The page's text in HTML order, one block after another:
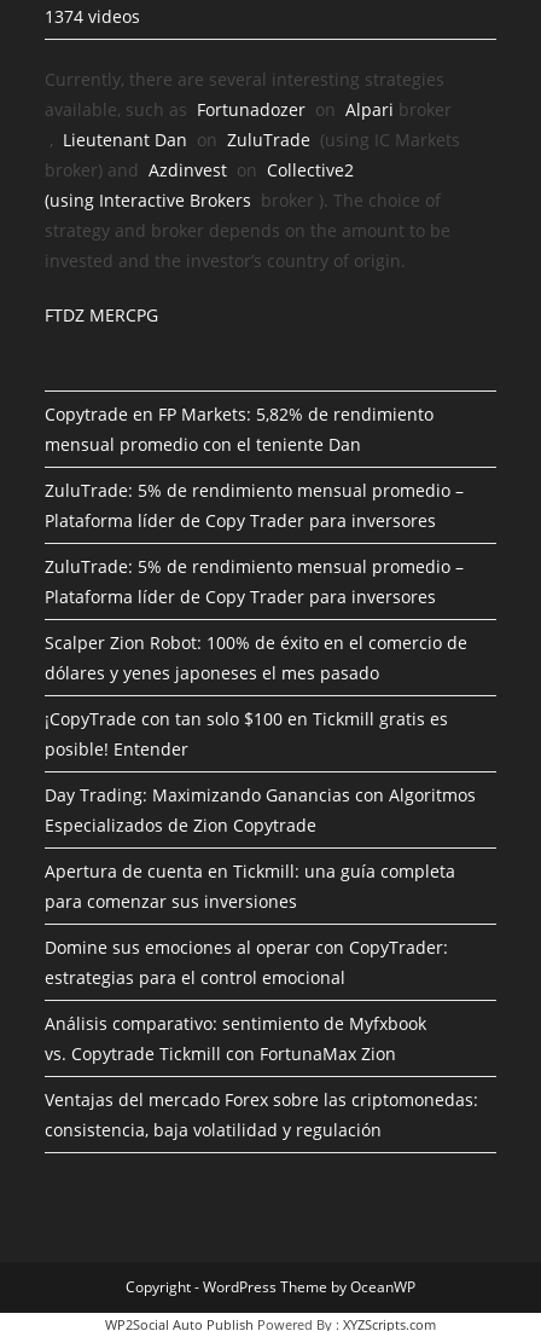
1374 videos
Currently, there are several interesting strategies
available, such as Fortunadozer onAlpari broker
, Lieutenant Dan onZuluTrade (using IC Markets
broker) andAzdinvest onCollective2
(using Interactive Brokers broker ). The choice of
strategy and broker depends on the amount to be
invested and the investor’s country of origin.
FTDZ MERCPG
Copytrade en FP Markets: 5,82% de rendimiento
mensual promedio con el teniente Dan
ZuluTrade: 5% de rendimiento mensual promedio –
Plataforma líder de Copy Trader para inversores
ZuluTrade: 5% de rendimiento mensual promedio –
Plataforma líder de Copy Trader para inversores
Scalper Zion Robot: 100% de éxito en el comercio de
dólares y yenes japoneses el mes pasado
¡CopyTrade con tan solo $100 en Tickmill gratis es
posible! Entender
Day Trading: Maximizando Ganancias con Algoritmos
Especializados de Zion Copytrade
Apertura de cuenta en Tickmill: una guía completa
para comenzar sus inversiones
Domine sus emociones al operar con CopyTrader:
estrategias para el control emocional
Análisis comparativo: sentimiento de Myfxbook
vs. Copytrade Tickmill con FortunaMax Zion
Ventajas del mercado Forex sobre las criptomonedas:
consistencia, baja volatilidad y regulación
Copyright - WordPress Theme by OceanWP
WP2Social Auto Publish Powered By : XYZScripts.com